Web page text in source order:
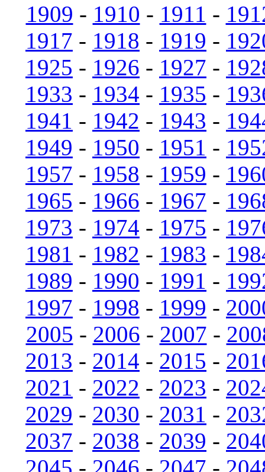
1909 - 1910 - 1911 -
1917 - 1918 - 1919 -
1925 - 1926 - 1927 -
1933 - 1934 - 1935 -
1941 - 1942 - 1943 -
1949 - 1950 - 1951 -
1957 - 1958 - 1959 -
1965 - 1966 - 1967 -
1973 - 1974 - 1975 -
1981 - 1982 - 1983 -
1989 - 1990 - 1991 -
1997 - 1998 - 1999 -
2005 - 2006 - 2007 -
2013 - 2014 - 2015 -
2021 - 2022 - 2023 -
2029 - 2030 - 2031 -
2037 - 2038 - 2039 -